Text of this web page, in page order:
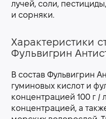
лучей, соли,
и сорняки.
Характеристики
Фульвигрин
В состав Фульвигрин
гуминовых кислот и
концентрацией 100 г /
концентрацией, а